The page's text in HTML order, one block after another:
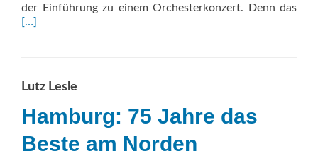
der Einführung zu einem Orchesterkonzert. Denn das
[…]
Lutz Lesle
Hamburg: 75 Jahre das
Beste am Norden